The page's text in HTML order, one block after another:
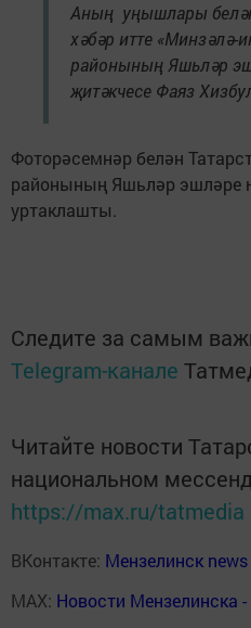
Аның уңышлары
хәбәр итте «Минзәлә-
районының Яшьләр
җитәкчесе Фаяз
Фоторәсемнәр белән
районының Яшьләр эшләре
уртаклашты.
Следите за самым
Telegram-канале
Читайте новости
национальном
https://max.ru/tatmedia
ВКонтакте: Мензелинск
MAX: Новости Мензелинска